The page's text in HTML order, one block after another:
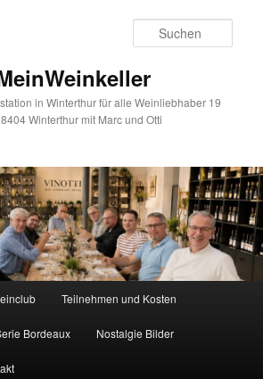
in Winterthur für alle Weinliebhaber 19
Winterthur mit Marc und Otti
Teilnehmen und Kosten
Bordeaux Nostalgie Bilder